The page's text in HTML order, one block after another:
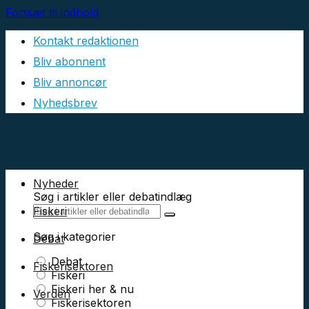
Fortsæt til indhold
Kontakt redaktionen
Bliv abonnent
Bliv annoncør
Nyhedsbrev
Søg i artikler eller debatindlæg
Søg i kategorier
Debat
Fiskeri
Fiskeri her & nu
Fiskerisektoren
Nyheder
Fiskeri
Debat
Fiskerisektoren
Verden